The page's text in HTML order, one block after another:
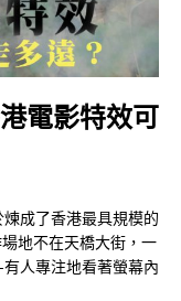
電影特效可
成了香港最具規模的
地不在天橋大街，一
人專注地看著螢幕內